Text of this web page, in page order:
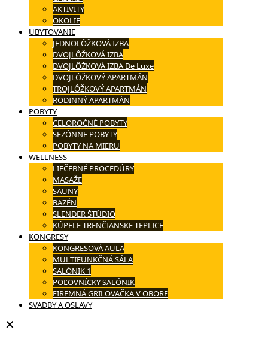
AKTIVITY
OKOLIE
UBYTOVANIE
JEDNOLÔŽKOVÁ IZBA
DVOJLÔŽKOVÁ IZBA
DVOJLÔŽKOVÁ IZBA De Luxe
DVOJLÔŽKOVÝ APARTMÁN
TROJLÔŽKOVÝ APARTMÁN
RODINNÝ APARTMÁN
POBYTY
CELOROČNÉ POBYTY
SEZÓNNE POBYTY
POBYTY NA MIERU
WELLNESS
LIEČEBNÉ PROCEDÚRY
MASAŽE
SAUNY
BAZÉN
SLENDER ŠTÚDIO
KÚPELE TRENČIANSKE TEPLICE
KONGRESY
KONGRESOVÁ AULA
MULTIFUNKČNÁ SÁLA
SALÓNIK 1
POĽOVNÍCKY SALÓNIK
FIREMNÁ GRILOVAČKA V OBORE
SVADBY A OSLAVY
✕